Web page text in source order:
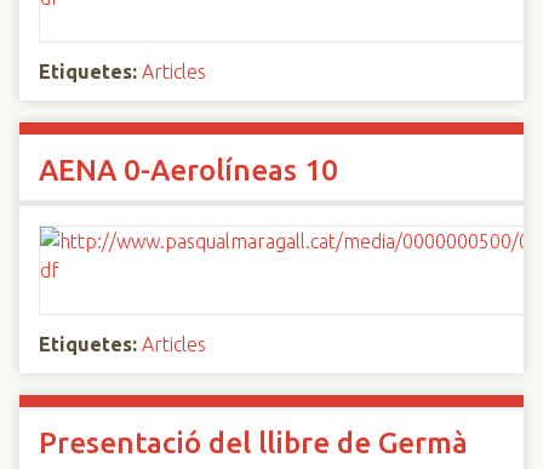
Etiquetes: Articles
AENA 0-Aerolíneas 10
Etiquetes: Articles
Presentació del llibre de Germà